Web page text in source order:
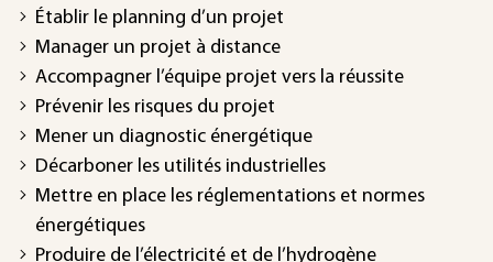
Établir le planning d’un projet
Manager un projet à distance
Accompagner l’équipe projet vers la réussite
Prévenir les risques du projet
Mener un diagnostic énergétique
Décarboner les utilités industrielles
Mettre en place les réglementations et normes
énergétiques
Produire de l’électricité et de l’hydrogène